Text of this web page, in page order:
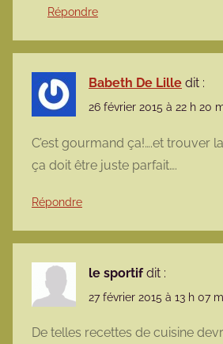
Répondre
Babeth De Lille dit :
26 février 2015 à 22 h 20
C’est gourmand ça!….et trouver
ça doit être juste parfait….
Répondre
le sportif dit :
27 février 2015 à 13 h 07
De telles recettes de cuisine